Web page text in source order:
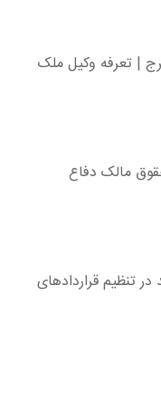
| تعرفه وکیل ملک
مالک دفاع
تنظیم قراردادهای